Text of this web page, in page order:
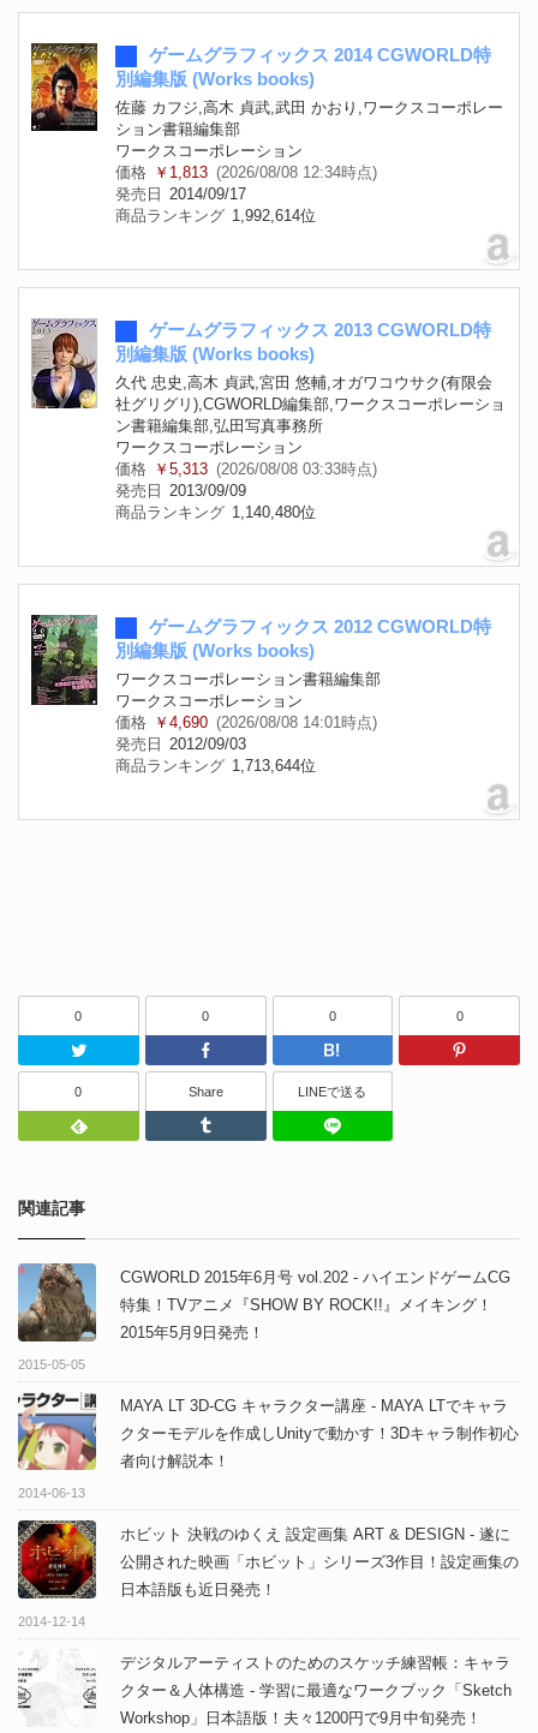
ゲームグラフィックス 2014 CGWORLD特
別編集版 (Works books)
佐藤 カフジ,高木 貞武,武田 かおり,ワークスコーポレー
ション書籍編集部
ワークスコーポレーション
価格
￥1,813 (2026/08/08 12:34時点)
発売日
2014/09/17
商品ランキング 1,992,614位
ゲームグラフィックス 2013 CGWORLD特
別編集版 (Works books)
久代 忠史,高木 貞武,宮田 悠輔,オガワコウサク(有限会
社グリグリ),CGWORLD編集部,ワークスコーポレーショ
ン書籍編集部,弘田写真事務所
ワークスコーポレーション
価格
￥5,313 (2026/08/08 03:33時点)
発売日
2013/09/09
商品ランキング 1,140,480位
ゲームグラフィックス 2012 CGWORLD特
別編集版 (Works books)
ワークスコーポレーション書籍編集部
ワークスコーポレーション
価格
￥4,690 (2026/08/08 14:01時点)
発売日
2012/09/03
商品ランキング 1,713,644位
0
Twitter
0
Facebook
0
はてなブッ
0
0
Feedly
Share
Tumblr
LINEで送る
関連記事
CGWORLD 2015年6月号 vol.202 - ハイエンドゲームCG
特集！TVアニメ『SHOW BY ROCK!!』メイキング！
2015年5月9日発売！
2015-05-05
MAYA LT 3D‐CG キャラクター講座 - MAYA LTでキャラ
クターモデルを作成しUnityで動かす！3Dキャラ制作初心
者向け解説本！
2014-06-13
ホビット 決戦のゆくえ 設定画集 ART & DESIGN - 遂に
公開された映画「ホビット」シリーズ3作目！設定画集の
日本語版も近日発売！
2014-12-14
デジタルアーティストのためのスケッチ練習帳：キャラ
クター＆人体構造 - 学習に最適なワークブック「Sketch
Workshop」日本語版！夫々1200円で9月中旬発売！